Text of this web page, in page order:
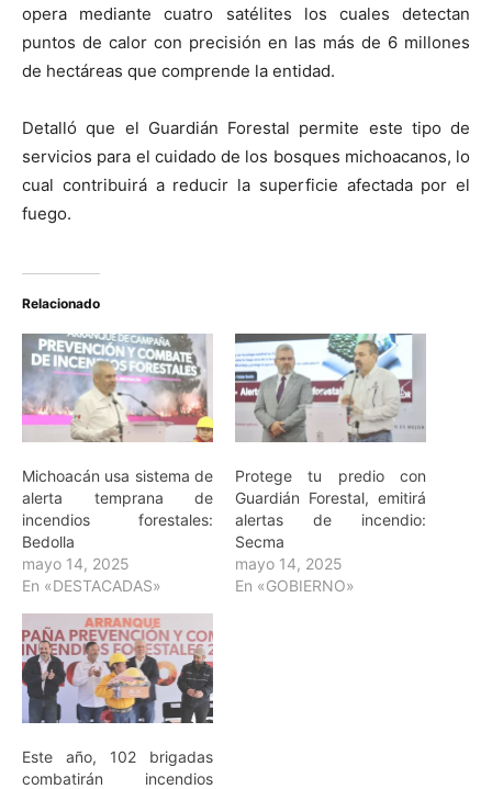
opera mediante cuatro satélites los cuales detectan
puntos de calor con precisión en las más de 6 millones
de hectáreas que comprende la entidad.
Detalló que el Guardián Forestal permite este tipo de
servicios para el cuidado de los bosques michoacanos, lo
cual contribuirá a reducir la superficie afectada por el
fuego.
Relacionado
Michoacán usa sistema de
alerta temprana de
incendios forestales:
Bedolla
mayo 14, 2025
En «DESTACADAS»
Protege tu predio con
Guardián Forestal, emitirá
alertas de incendio:
Secma
mayo 14, 2025
En «GOBIERNO»
Este año, 102 brigadas
combatirán incendios